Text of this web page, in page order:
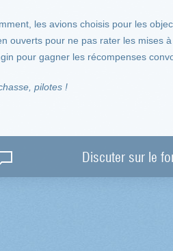
les avions choisis pour les
ouverts pour ne pas rater les mises
pour gagner les récompenses
pilotes !
Discuter sur le